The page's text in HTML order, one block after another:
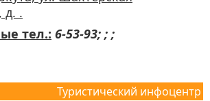
д. .
тел.: 6-53-93; ; ;
Туристический инфоцентр